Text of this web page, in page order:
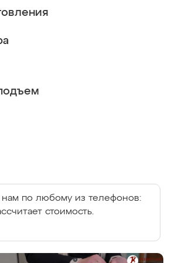
по любому из телефонов:
стоимость.